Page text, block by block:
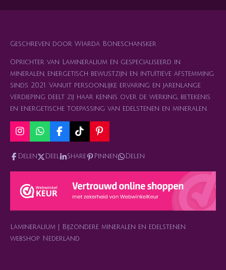
Geschreven door Wiarda Boneschansker
Oprichter van Lamineralium en gespecialiseerd in
mineralen, energetisch bewustzijn en intuïtieve afstemming
sinds 2021. Vanuit persoonlijke ervaring en jarenlange
verdieping deelt zij haar kennis over de werking, betekenis
en energetische toepassing van edelstenen en mineralen.
I
n
s
a
r
a
W
h
a
t
s
p
p
F
a
c
e
b
T
i
k
o
P
i
n
e
e
s
Delen Deel Share Pinnen Delen
Lamineralium | Bijzondere mineralen en edelstenen
webshop Nederland